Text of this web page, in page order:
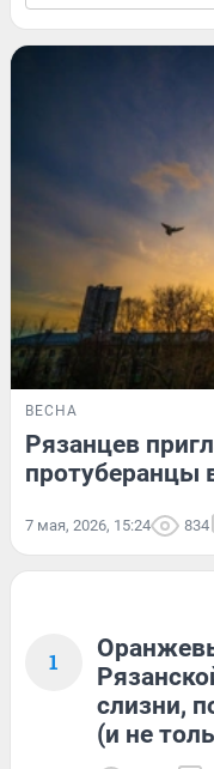
ВЕСНА
Рязанцев
протуберанцы
7 мая, 2026, 15:24 834
1
слизни,
(и не